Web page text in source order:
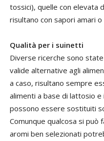
tossici), quelle con elevata
risultano con sapori amari o
Qualità per i suinetti
Diverse ricerche sono
valide alternative agli
a caso, risultano sempre
alimenti a base di lattosio e
possono essere sostituiti
Comunque qualcosa si
aromi ben selezionati